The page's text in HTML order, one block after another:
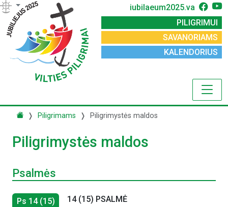
iubilaeum2025.va
PILIGRIMUI
SAVANORIAMS
KALENDORIUS
Piligrimams Piligrimystės maldos
Piligrimystės maldos
Psalmės
Ps 14 (15)
14 (15) PSALMĖ